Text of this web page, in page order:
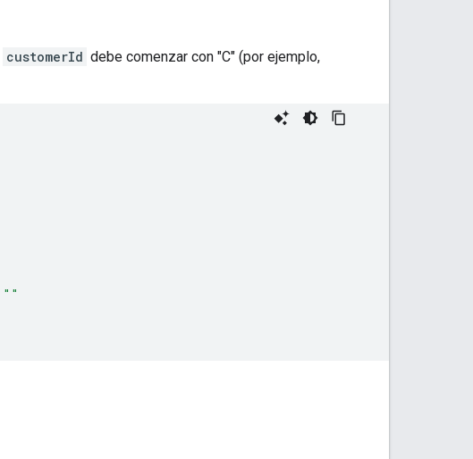
customerId debe comenzar con "C" (por ejemplo,
""